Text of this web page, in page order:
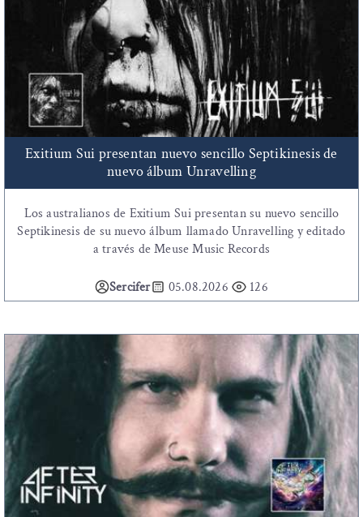
Exitium Sui presentan nuevo sencillo Septikinesis de
nuevo álbum Unravelling
Los australianos de Exitium Sui presentan su nuevo sencillo
Septikinesis de su nuevo álbum llamado Unravelling y editado
a través de Meuse Music Records
Sercifer 05.08.2026 126